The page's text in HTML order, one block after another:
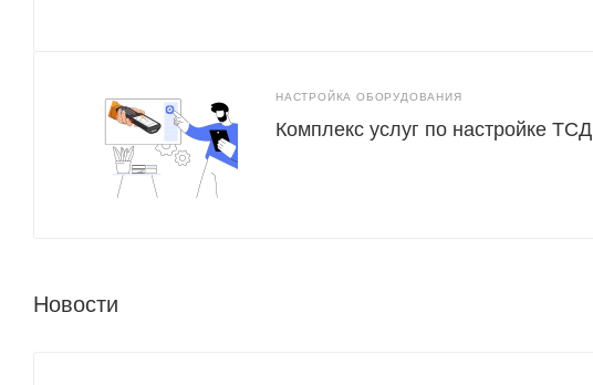
НАСТРОЙКА ОБОРУДОВАНИЯ
Комплекс услуг по настройке ТСД
Новости